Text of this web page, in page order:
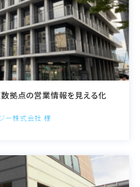
拠点の営業情報を見える化
ー株式会社 様